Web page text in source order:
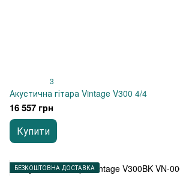
3
Акустична гітара Vintage V300 4/4
16 557 грн
Купити
БЕЗКОШТОВНА ДОСТАВКА